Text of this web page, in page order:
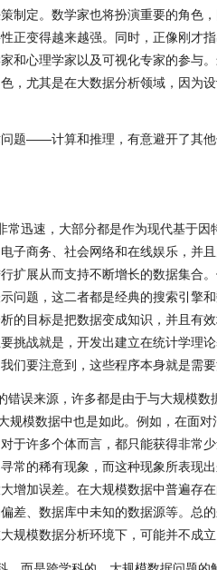
制定。数学家也将扮演重要的角色
正变得越来越强。同时，正像刚才
和心理学家以及可视化专家的参与
，尤其是在大数据分析领域，因为
题——计算和推理，有意避开了其
常迅速，大部分都是作为现代基于
子商务、社会网络和在线娱乐，并且
扩展从而支持不断增长的数据集合
问题，这二者都是经典的搜索引擎
的目标是把数据变成知识，并且有
挑战就是，开发出建立在统计学理
们要注意到，这些程序本身就是需要
错误来源，许多都是由于与大规模数
规模数据中也是如此。例如，在面
于许多个体而言，都只能获得非常
常的稀有现象，而这种现象所表现
增加误差。在大规模数据中普遍存
差、数据库中未知的数据源等。总
规模数据分析环境下，可能并不成立